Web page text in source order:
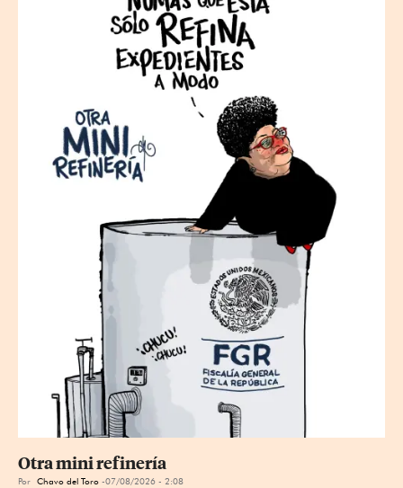
Otra mini refinería
Por Chavo del Toro 07/08/2026 - 2:08